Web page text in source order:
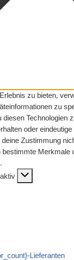
zu bieten,
zu
diesen Technologien
oder
Zustimmung
Merkmale
Lieferanten